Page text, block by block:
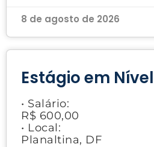
8 de agosto de 2026
Estágio em
• Salário:
R$ 600,00
• Local:
Planaltina, DF